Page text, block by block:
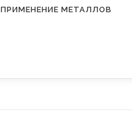
ПРИМЕНЕНИЕ МЕТАЛЛОВ